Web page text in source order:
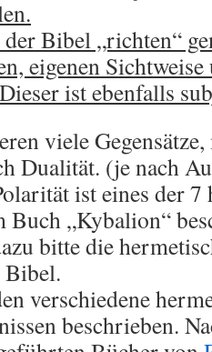
Bibel „richten“
eigenen
ist ebenfalls
viele Gegensätze,
Dualität. (je nach
ist eines der 7
„Kybalion“
bitte die
verschiedene
beschrieben.